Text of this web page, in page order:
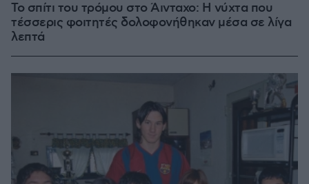
Το σπίτι του τρόμου στο Άινταχο: Η νύχτα που
τέσσερις φοιτητές δολοφονήθηκαν μέσα σε λίγα
λεπτά